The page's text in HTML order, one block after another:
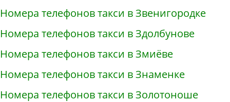
Номера телефонов такси в Звенигородке
Номера телефонов такси в Здолбунове
Номера телефонов такси в Змиёве
Номера телефонов такси в Знаменке
Номера телефонов такси в Золотоноше